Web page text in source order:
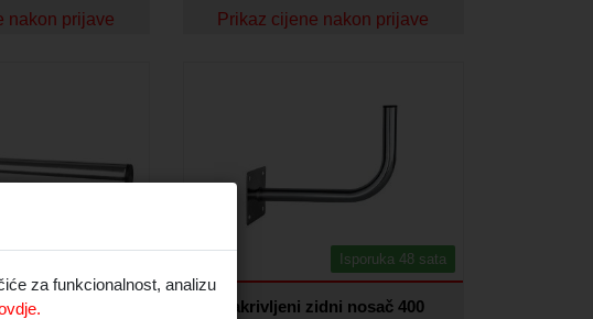
nakon prijave Prikaz cijene nakon prijave
nosač antene
Isporuka 48 sata
Zakrivljeni zidni nosač 400
za funkcionalnost, analizu